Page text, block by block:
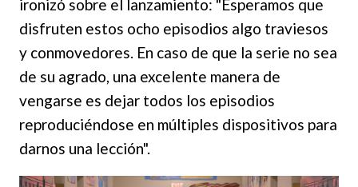
ironizó sobre el lanzamiento: "Esperamos que
disfruten estos ocho episodios algo traviesos
y conmovedores. En caso de que la serie no sea
de su agrado, una excelente manera de
vengarse es dejar todos los episodios
reproduciéndose en múltiples dispositivos para
darnos una lección".